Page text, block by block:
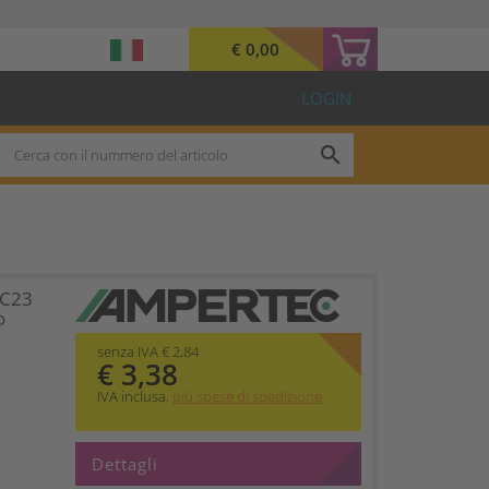
€ 0,00
LOGIN
search
senza IVA € 2,84
€ 3,38
IVA inclusa. più spese di spedizione
Dettagli